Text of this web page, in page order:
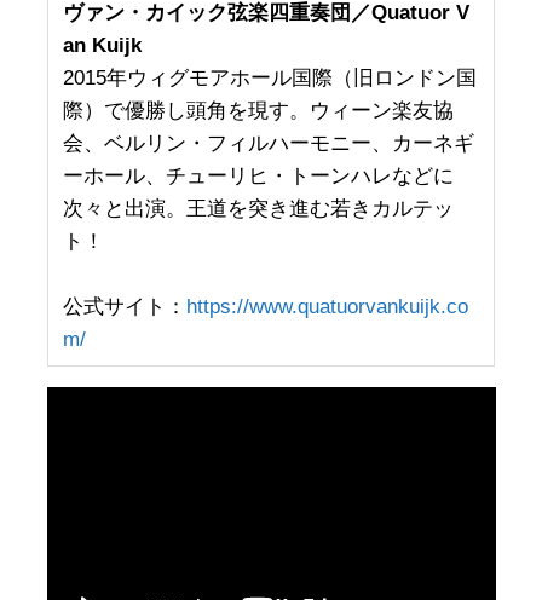
ヴァン・カイック弦楽四重奏団／Quatuor V
an Kuijk
2015年ウィグモアホール国際（旧ロンドン国
際）で優勝し頭角を現す。ウィーン楽友協
会、ベルリン・フィルハーモニー、カーネギ
ーホール、チューリヒ・トーンハレなどに
次々と出演。王道を突き進む若きカルテッ
ト！
公式サイト： https://www.quatuorvankuijk.co
m/